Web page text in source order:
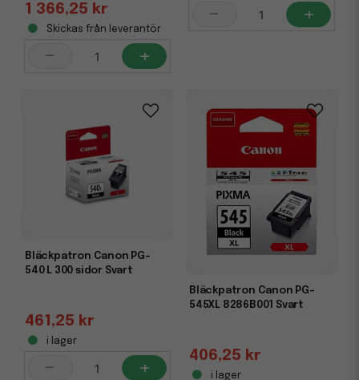
1 366,25 kr
Skickas från leverantör
- +
- +
Bläckpatron Canon PG-
540 L 300 sidor Svart
461,25 kr
i lager
- +
Bläckpatron Canon PG-
545XL 8286B001 Svart
406,25 kr
i lager